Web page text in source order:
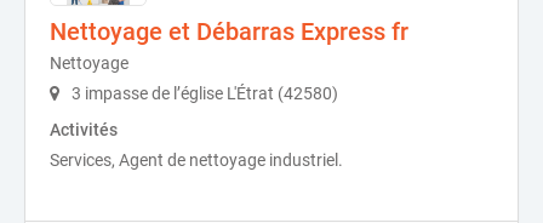
Nettoyage et Débarras Express fr
Nettoyage
3 impasse de l’église L'Étrat (42580)
Activités
Services, Agent de nettoyage industriel.